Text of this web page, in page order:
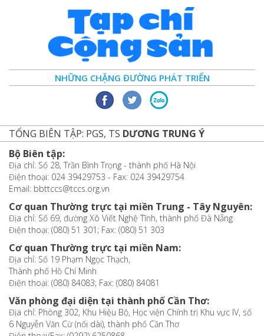
NHỮNG CHẶNG ĐƯỜNG PHÁT TRIỂN
TỔNG BIÊN TẬP: PGS, TS DƯƠNG TRUNG Ý
Bộ Biên tập:
Địa chỉ: Số 28, Trần Bình Trọng - thành phố Hà Nội
Điện thoại: 024 39429753 - Fax: 024 39429754
Email: bbttccs@tccs.org.vn
Cơ quan Thường trực tại miền Trung - Tây Nguyên:
Địa chỉ: Số 69, đường Xô Viết Nghệ Tĩnh, thành phố Đà Nẵng
Điện thoại: (080) 51 301; Fax: (080) 51 303
Cơ quan Thường trực tại miền Nam:
Địa chỉ: Số 19 Phạm Ngọc Thạch,
Thành phố Hồ Chí Minh
Điện thoại: (080) 84083; Fax: (080) 84081
Văn phòng đại diện tại thành phố Cần Thơ:
Địa chỉ: Phòng 302, Khu Hiệu Bộ, Học viện Chính trị Khu vực IV, số
6 Nguyễn Văn Cừ (nối dài), thành phố Cần Thơ